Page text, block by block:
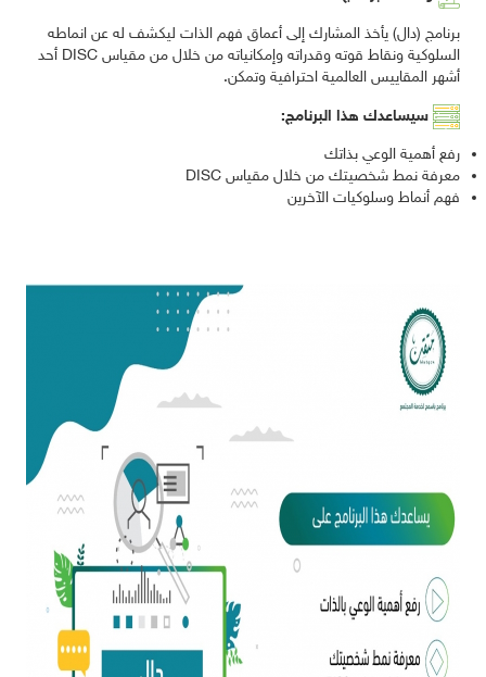
برنامج (دال) يأخذ المشارك إلى أعماق فهم الذات ليكشف له عن انماطه
السلوكية ونقاط قوته وقدراته وإمكانياته من خلال من مقياس DISC أحد
أشهر المقاييس العالمية احترافية وتمكن.
سيساعدك هذا البرنامج:
رفع أهمية الوعي بذاتك
معرفة نمط شخصيتك من خلال مقياس DISC
فهم أنماط وسلوكيات الآخرين